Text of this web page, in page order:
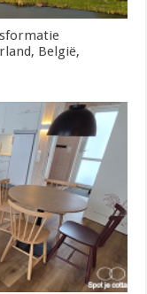
België,